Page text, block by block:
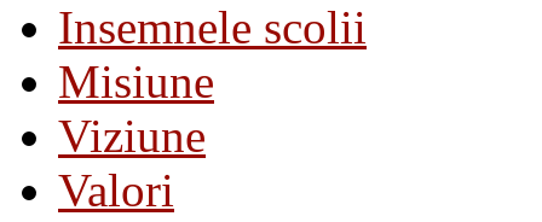
Insemnele scolii
Misiune
Viziune
Valori